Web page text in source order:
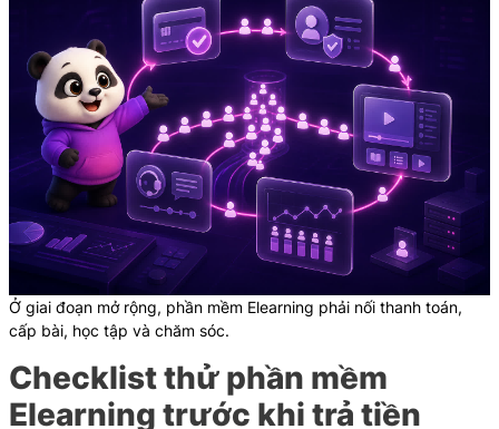
Ở giai đoạn mở rộng, phần mềm Elearning phải nối thanh toán,
cấp bài, học tập và chăm sóc.
Checklist thử phần mềm
Elearning trước khi trả tiền